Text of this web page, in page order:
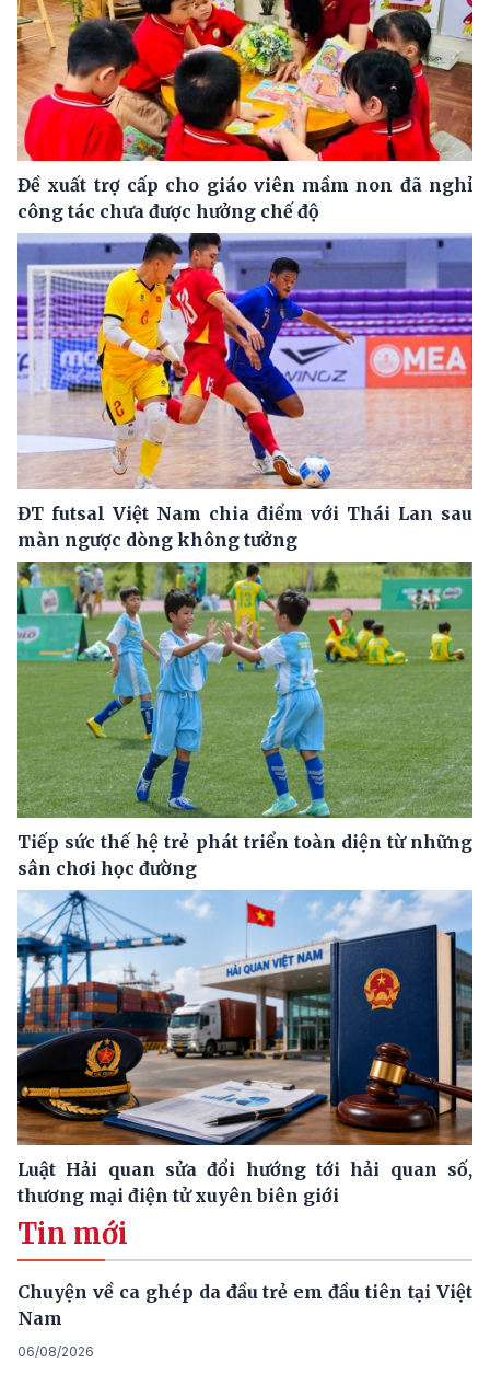
Đề xuất trợ cấp cho giáo viên mầm non đã nghỉ
công tác chưa được hưởng chế độ
ĐT futsal Việt Nam chia điểm với Thái Lan sau
màn ngược dòng không tưởng
Tiếp sức thế hệ trẻ phát triển toàn diện từ những
sân chơi học đường
Luật Hải quan sửa đổi hướng tới hải quan số,
thương mại điện tử xuyên biên giới
Tin mới
Chuyện về ca ghép da đầu trẻ em đầu tiên tại Việt
Nam
06/08/2026